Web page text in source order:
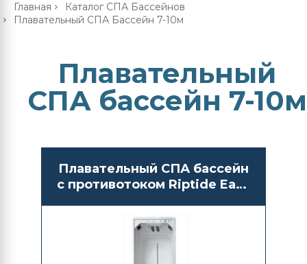
Главная
Каталог СПА Бассейнов
Плавательный СПА Бассейн 7-10м
Плавательный
СПА бассейн 7-10м
Плавательный СПА бассейн
с противотоком Riptide Easy